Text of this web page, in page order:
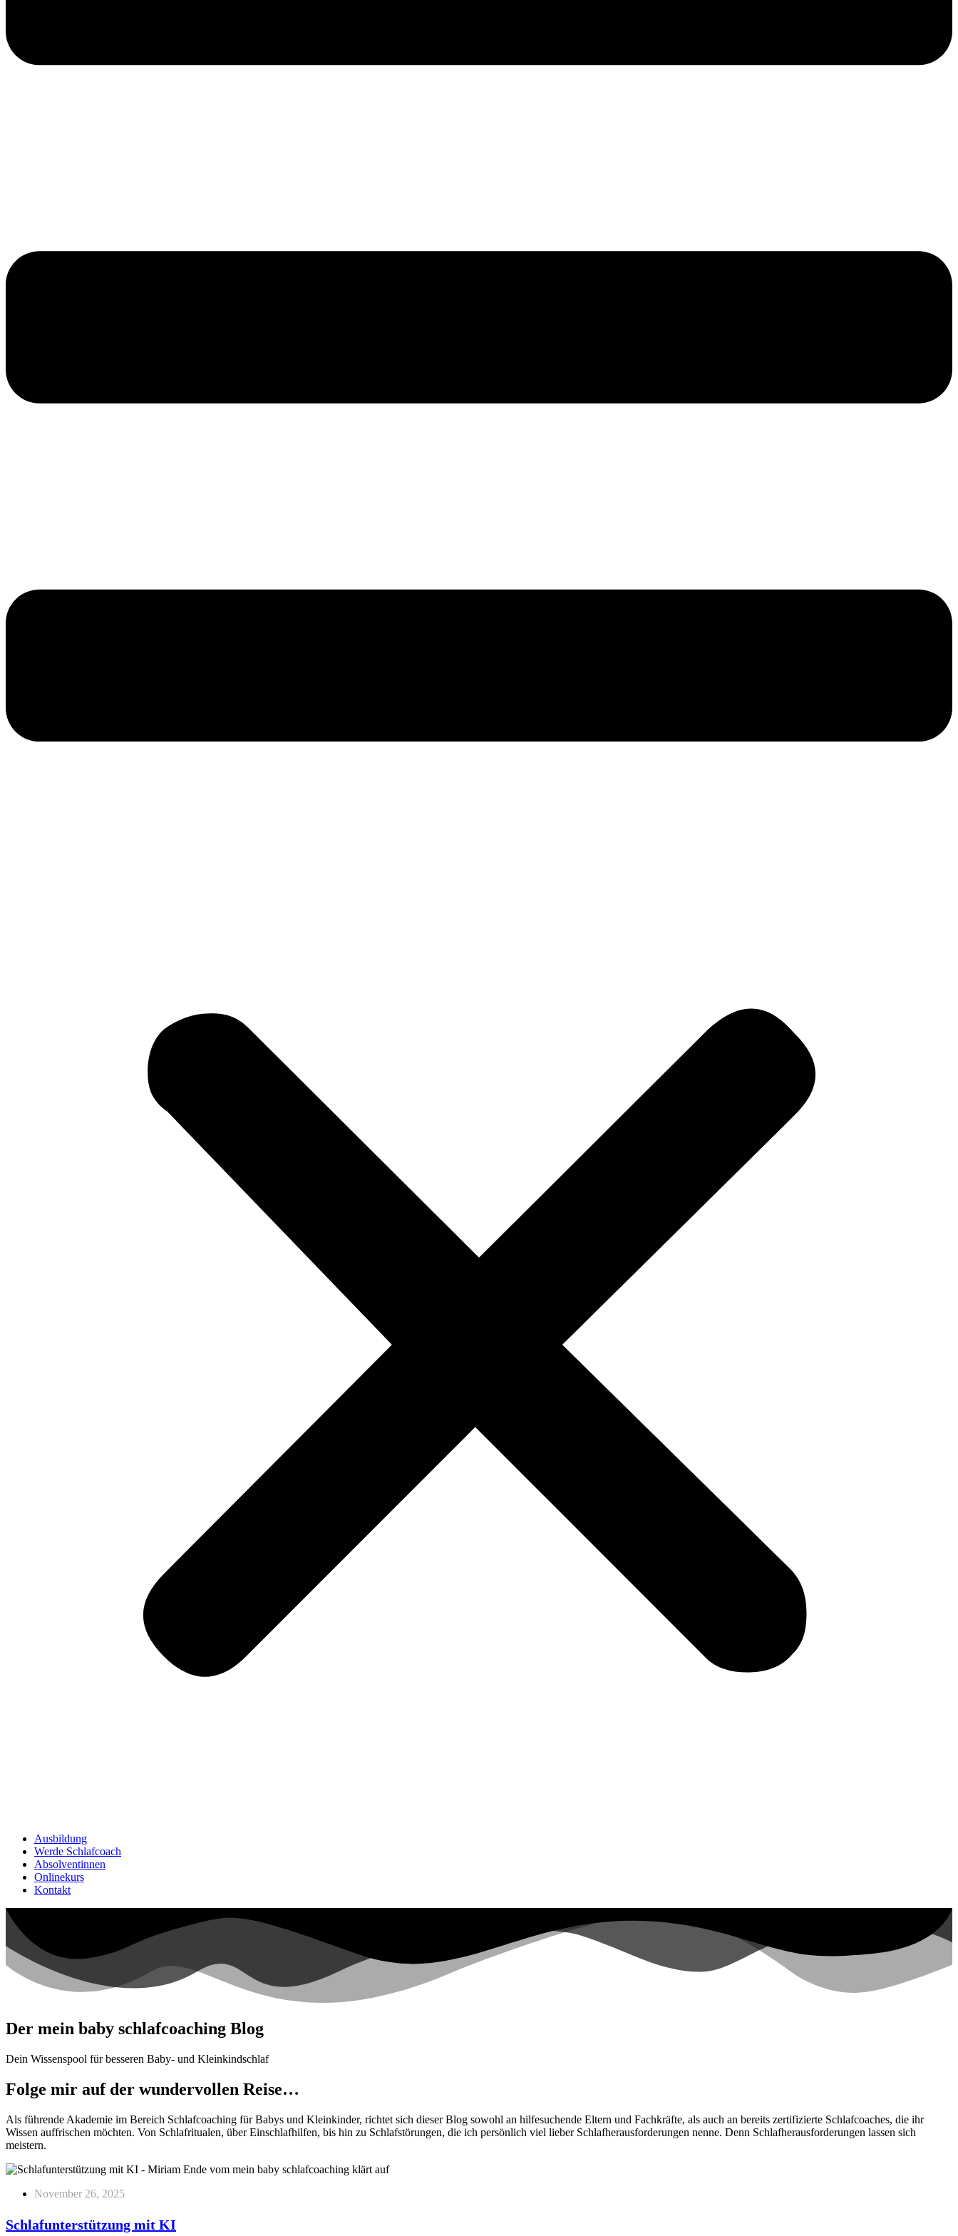
Ausbildung
Werde Schlafcoach
Absolventinnen
Onlinekurs
Kontakt
Der mein baby schlafcoaching Blog
Dein Wissenspool für besseren Baby- und Kleinkindschlaf
Folge mir auf der wundervollen Reise…
Als führende Akademie im Bereich Schlafcoaching für Babys und Kleinkinder, richtet sich dieser Blog sowohl an hilfesuchende Eltern und Fachkräfte, als auch an bereits zertifizierte Schlafcoaches, die ihr
Wissen auffrischen möchten. Von Schlafritualen, über Einschlafhilfen, bis hin zu Schlafstörungen, die ich persönlich viel lieber Schlafherausforderungen nenne. Denn Schlafherausforderungen lassen sich
meistern.
November 26, 2025
Schlafunterstützung mit KI